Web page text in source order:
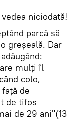
niciodată!
parcă să
greşeală. Dar
mulţi îl
colo,
de
de tifos
de 29 ani"(13